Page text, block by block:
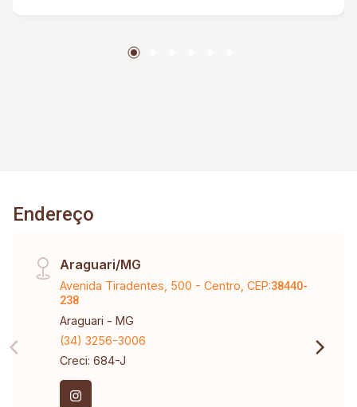
de área construída; 250 m² de terreno.
Endereço
Araguari/MG
Avenida Tiradentes, 500 - Centro, CEP:38440-
238
Araguari - MG
(34) 3256-3006
Creci: 684-J